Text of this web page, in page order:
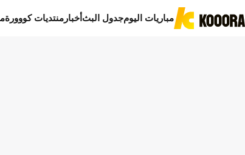
مباريات اليومجدول البثأخبار منتديات كووورة